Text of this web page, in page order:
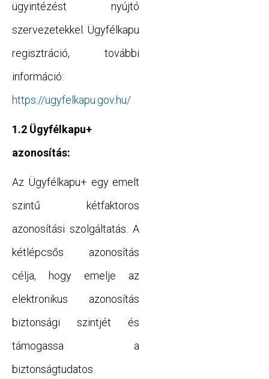
ügyintézést nyújtó
szervezetekkel. Ügyfélkapu
regisztráció, további
információ:
https://ugyfelkapu.gov.hu/
1.2 Ügyfélkapu+
azonosítás:
Az Ügyfélkapu+ egy emelt
szintű kétfaktoros
azonosítási szolgáltatás. A
kétlépcsős azonosítás
célja, hogy emelje az
elektronikus azonosítás
biztonsági szintjét és
támogassa a
biztonságtudatos